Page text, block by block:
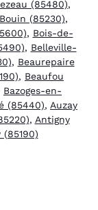
(85480),
Bouin (85230),
, Bois-de-
, Belleville-
, Beaurepaire
, Beaufou
Bazoges-en-
(85440), Auzay
, Antigny
(85190)